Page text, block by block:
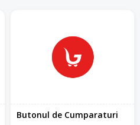
Butonul de Cumparaturi